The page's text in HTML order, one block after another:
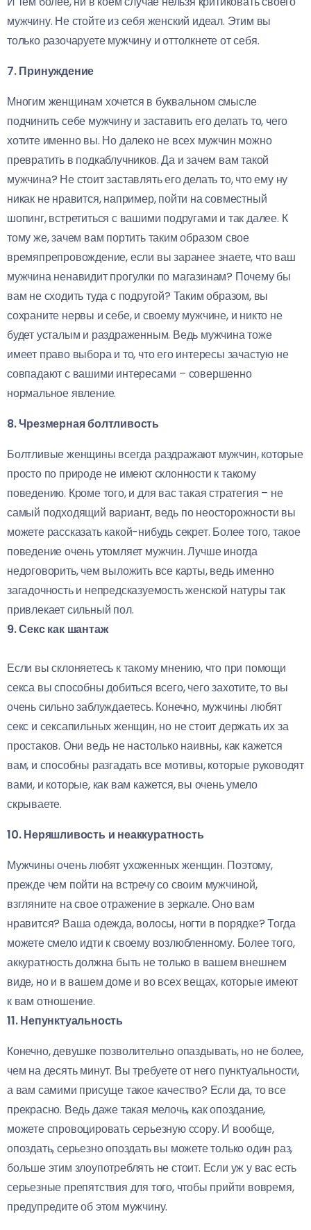
мужчину. Не стойте из себя женский идеал. Этим вы
только разочаруете мужчину и оттолкнете от себя.
7. Принуждение
Многим женщинам хочется в буквальном смысле
подчинить себе мужчину и заставить его делать то, чего
хотите именно вы. Но далеко не всех мужчин можно
превратить в подкаблучников. Да и зачем вам такой
мужчина? Не стоит заставлять его делать то, что ему ну
никак не нравится, например, пойти на совместный
шопинг, встретиться с вашими подругами и так далее. К
тому же, зачем вам портить таким образом свое
времяпрепровождение, если вы заранее знаете, что ваш
мужчина ненавидит прогулки по магазинам? Почему бы
вам не сходить туда с подругой? Таким образом, вы
сохраните нервы и себе, и своему мужчине, и никто не
будет усталым и раздраженным. Ведь мужчина тоже
имеет право выбора и то, что его интересы зачастую не
совпадают с вашими интересами – совершенно
нормальное явление.
8. Чрезмерная болтливость
Болтливые женщины всегда раздражают мужчин, которые
просто по природе не имеют склонности к такому
поведению. Кроме того, и для вас такая стратегия – не
самый подходящий вариант, ведь по неосторожности вы
можете рассказать какой-нибудь секрет. Более того, такое
поведение очень утомляет мужчин. Лучше иногда
недоговорить, чем выложить все карты, ведь именно
загадочность и непредсказуемость женской натуры так
привлекает сильный пол.
9. Секс как шантаж
Если вы склоняетесь к такому мнению, что при помощи
секса вы способны добиться всего, чего захотите, то вы
очень сильно заблуждаетесь. Конечно, мужчины любят
секс и сексапильных женщин, но не стоит держать их за
простаков. Они ведь не настолько наивны, как кажется
вам, и способны разгадать все мотивы, которые руководят
вами, и которые, как вам кажется, вы очень умело
скрываете.
10. Неряшливость и неаккуратность
Мужчины очень любят ухоженных женщин. Поэтому,
прежде чем пойти на встречу со своим мужчиной,
взгляните на свое отражение в зеркале. Оно вам
нравится? Ваша одежда, волосы, ногти в порядке? Тогда
можете смело идти к своему возлюбленному. Более того,
аккуратность должна быть не только в вашем внешнем
виде, но и в вашем доме и во всех вещах, которые имеют
к вам отношение.
11. Непунктуальность
Конечно, девушке позволительно опаздывать, но не более,
чем на десять минут. Вы требуете от него пунктуальности,
а вам самими присуще такое качество? Если да, то все
прекрасно. Ведь даже такая мелочь, как опоздание,
можете спровоцировать серьезную ссору. И вообще,
опоздать, серьезно опоздать вы можете только один раз,
больше этим злоупотреблять не стоит. Если уж у вас есть
серьезные препятствия для того, чтобы прийти вовремя,
предупредите об этом мужчину.